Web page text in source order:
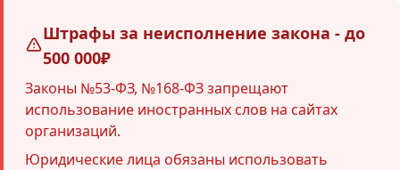
Штрафы за неисполнение закона - до
500 000₽
Законы №53-ФЗ, №168-ФЗ запрещают
использование иностранных слов на сайтах
организаций.
Юридические лица обязаны использовать